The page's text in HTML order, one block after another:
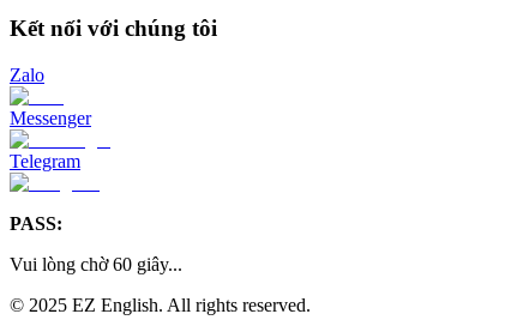
Kết nối với chúng tôi
Zalo
Messenger
Telegram
PASS:
Vui lòng chờ 60 giây...
© 2025 EZ English. All rights reserved.